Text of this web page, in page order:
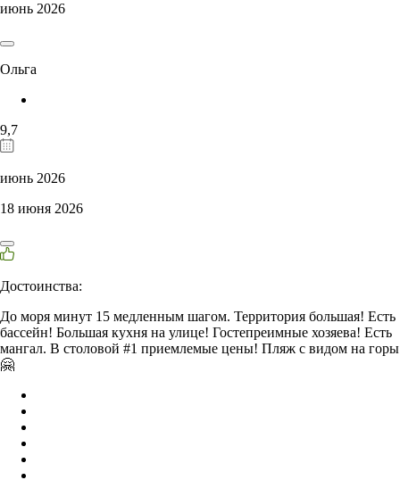
июнь 2026
Ольга
9,7
июнь 2026
18 июня 2026
Достоинства:
До моря минут 15 медленным шагом. Территория большая! Есть
бассейн! Большая кухня на улице! Гостепреимные хозяева! Есть
мангал. В столовой #1 приемлемые цены! Пляж с видом на горы
🤗